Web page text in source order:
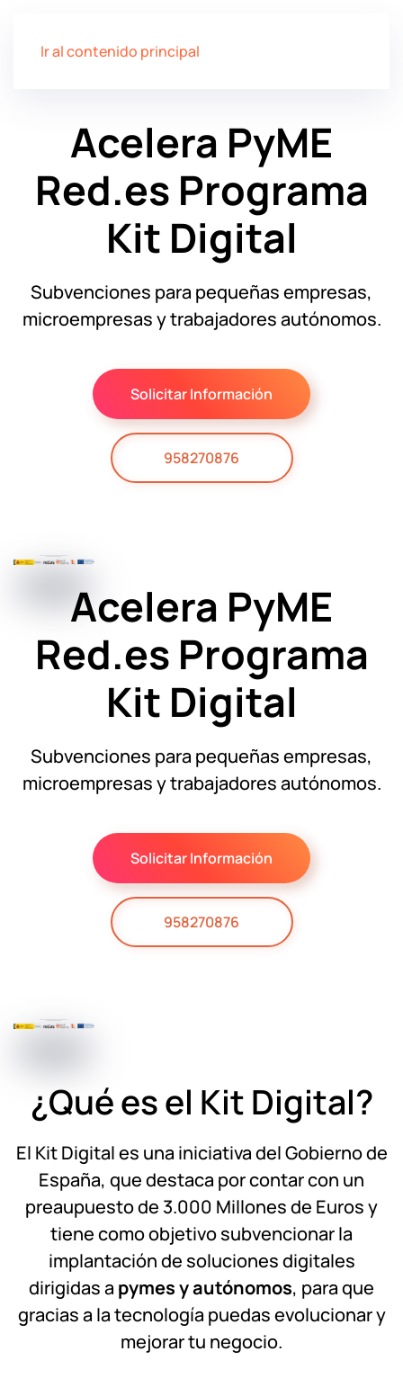
Ir al contenido principal
Acelera PyME
Red.es Programa
Kit Digital
Subvenciones para pequeñas empresas,
microempresas y trabajadores autónomos.
Solicitar Información
958270876
Acelera PyME
Red.es Programa
Kit Digital
Subvenciones para pequeñas empresas,
microempresas y trabajadores autónomos.
Solicitar Información
958270876
¿Qué es el Kit Digital?
El Kit Digital es una iniciativa del Gobierno de
España, que destaca por contar con un
preaupuesto de 3.000 Millones de Euros y
tiene como objetivo subvencionar la
implantación de soluciones digitales
dirigidas a pymes y autónomos, para que
gracias a la tecnología puedas evolucionar y
mejorar tu negocio.